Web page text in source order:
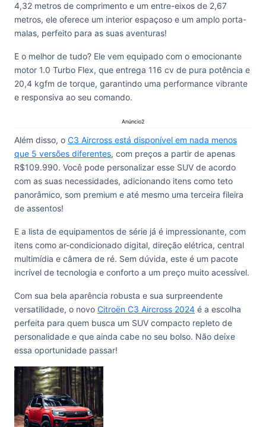
4,32 metros de comprimento e um entre-eixos de 2,67
metros, ele oferece um interior espaçoso e um amplo porta-
malas, perfeito para as suas aventuras!
E o melhor de tudo? Ele vem equipado com o emocionante
motor 1.0 Turbo Flex, que entrega 116 cv de pura potência e
20,4 kgfm de torque, garantindo uma performance vibrante
e responsiva ao seu comando.
Anúncio2
Além disso, o C3 Aircross está disponível em nada menos
que 5 versões diferentes, com preços a partir de apenas
R$109.990. Você pode personalizar esse SUV de acordo
com as suas necessidades, adicionando itens como teto
panorâmico, som premium e até mesmo uma terceira fileira
de assentos!
E a lista de equipamentos de série já é impressionante, com
itens como ar-condicionado digital, direção elétrica, central
multimídia e câmera de ré. Sem dúvida, este é um pacote
incrível de tecnologia e conforto a um preço muito acessível.
Com sua bela aparência robusta e sua surpreendente
versatilidade, o novo Citroën C3 Aircross 2024 é a escolha
perfeita para quem busca um SUV compacto repleto de
personalidade e que ainda cabe no seu bolso. Não deixe
essa oportunidade passar!